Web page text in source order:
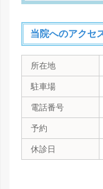
当院へのアクセ
所在地
駐車場
電話番号
予約
休診日